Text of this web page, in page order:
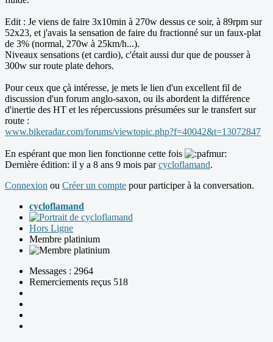
Edit : Je viens de faire 3x10min à 270w dessus ce soir, à 89rpm sur
52x23, et j'avais la sensation de faire du fractionné sur un faux-plat
de 3% (normal, 270w à 25km/h...).
Niveaux sensations (et cardio), c'était aussi dur que de pousser à
300w sur route plate dehors.
Pour ceux que çà intéresse, je mets le lien d'un excellent fil de
discussion d'un forum anglo-saxon, ou ils abordent la différence
d'inertie des HT et les répercussions présumées sur le transfert sur
route :
www.bikeradar.com/forums/viewtopic.php?f=40042&t=13072847
En espérant que mon lien fonctionne cette fois
Dernière édition: il y a 8 ans 9 mois parcycloflamand.
Connexion ou Créer un compte pour participer à la conversation.
cycloflamand
Hors Ligne
Membre platinium
Messages : 2964
Remerciements reçus 518